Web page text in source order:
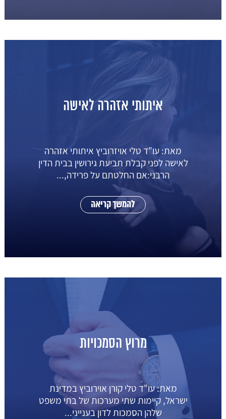
איתותי אזהרה לאישה
מאת: עו"ד טלי אויזרוביץ איתותי אזהרה
לאישה לפני קבלת תביעת גירושין בבית הדין
הרבני:אם החלטתם על פרידה,...
להמשך קריאה
מרוץ הסמכויות
מאת: עו"ד טלי קורן אוירוביץ במדינת
ישראל, קיימות שתי מערכות של בתי משפט
שלהן הסמכות לדון בענייני...